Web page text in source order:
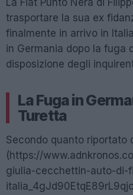
La Fiat Punto Nera di
trasportare la sua ex
finalmente in arrivo in
in Germania dopo la fuga
disposizione degli
La Fuga in
Turetta
Secondo quanto riportato
(https://
giulia-cecchettin-auto-di-